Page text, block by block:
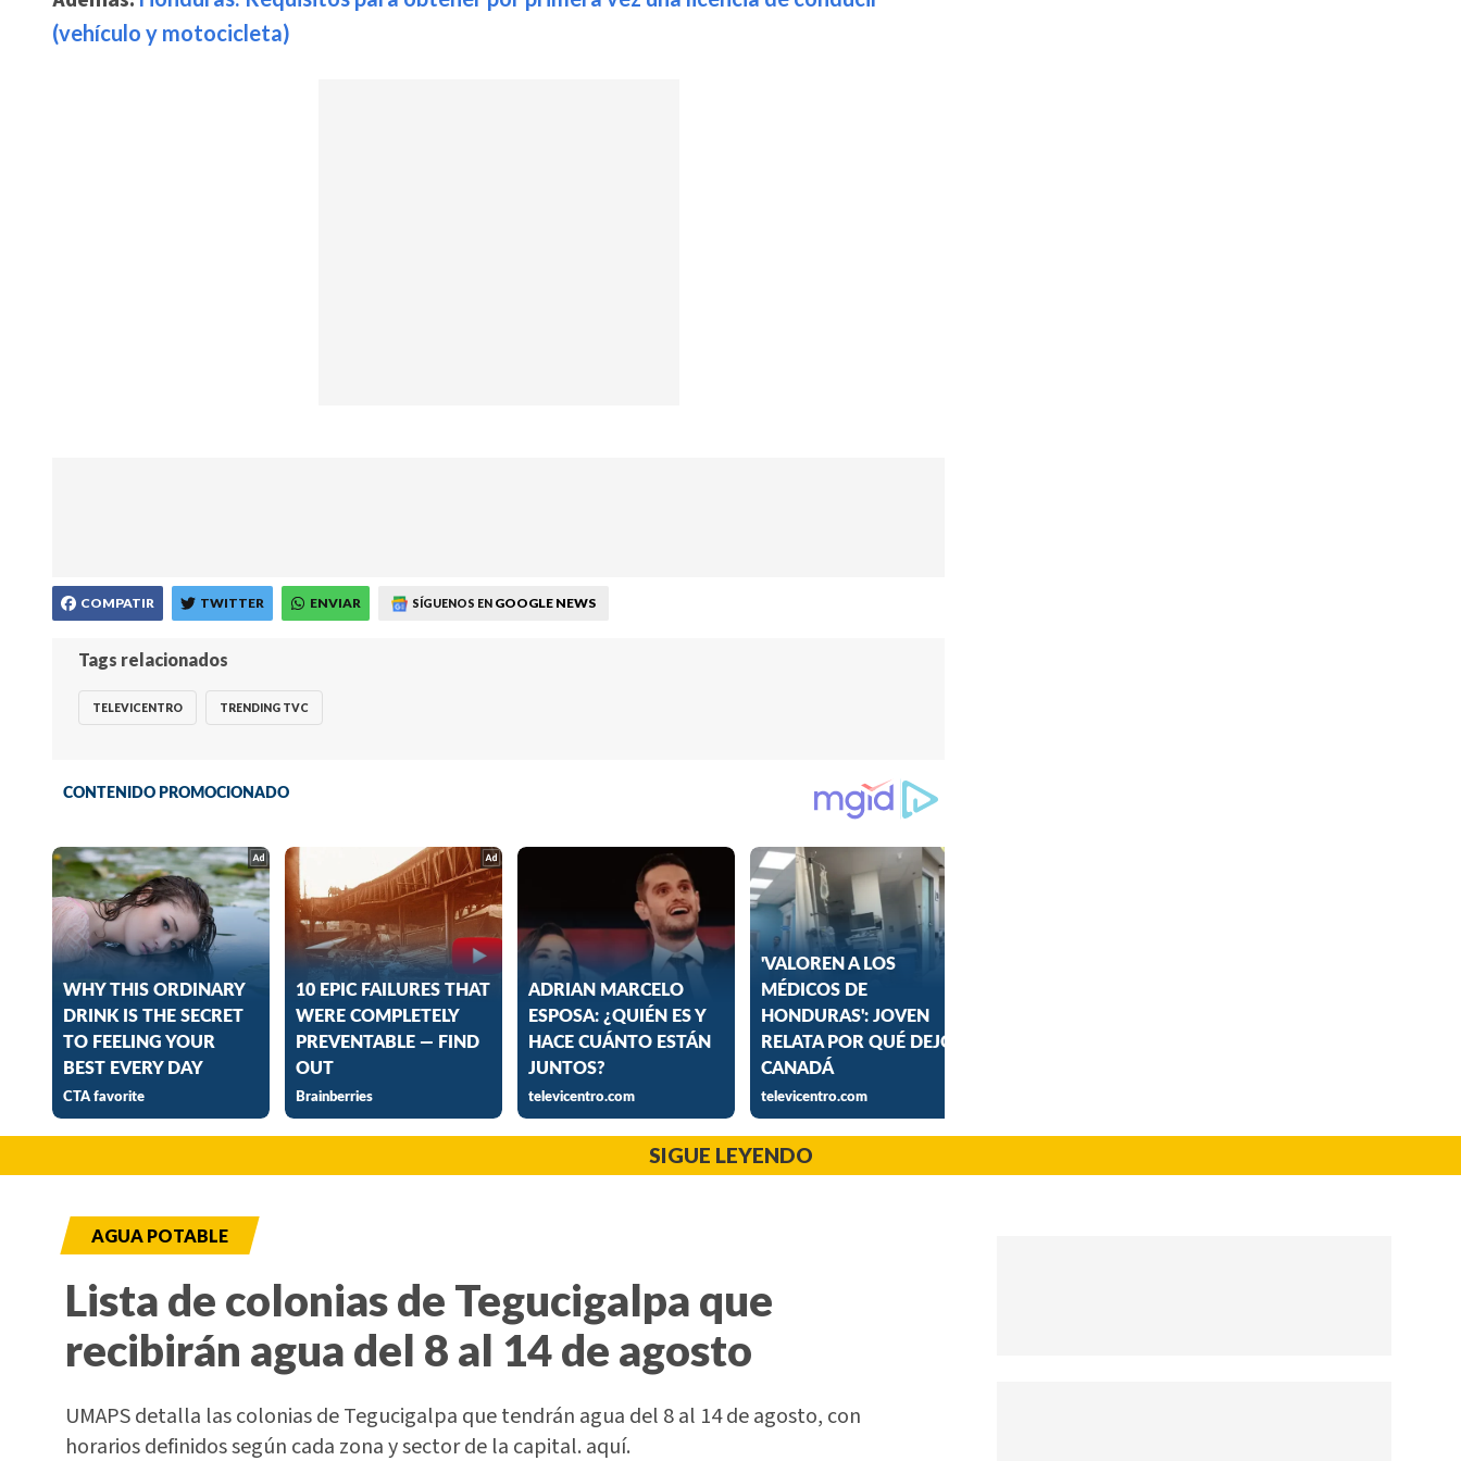
(vehículo y motocicleta)
COMPATIR TWITTER ENVIAR SÍGUENOS EN GOOGLE NEWS
Tags relacionados
TELEVICENTRO TRENDING TVC
SIGUE LEYENDO
AGUA POTABLE
Lista de colonias de Tegucigalpa que
recibirán agua del 8 al 14 de agosto
UMAPS detalla las colonias de Tegucigalpa que tendrán agua del 8 al 14 de agosto, con
horarios definidos según cada zona y sector de la capital. aquí.